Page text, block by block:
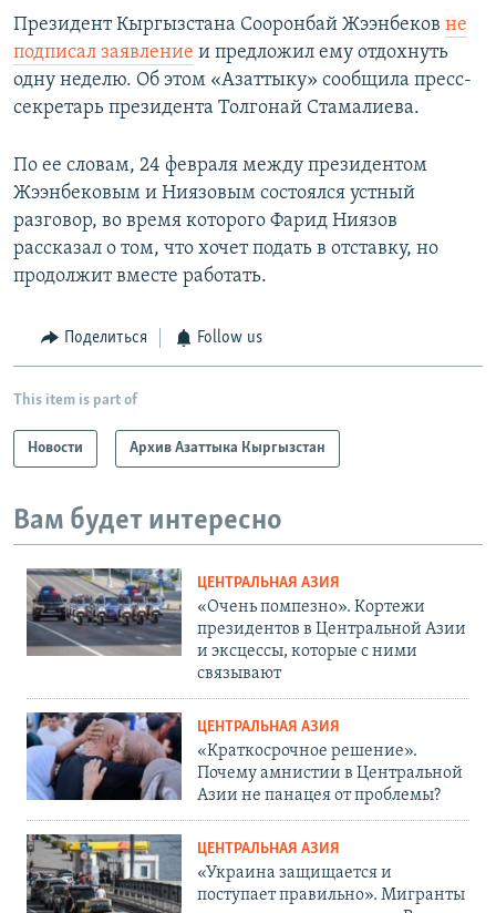
Президент Кыргызстана Сооронбай Жээнбеков не
подписал заявление и предложил ему отдохнуть
одну неделю. Об этом «Азаттыку» сообщила пресс-
секретарь президента Толгонай Стамалиева.
По ее словам, 24 февраля между президентом
Жээнбековым и Ниязовым состоялся устный
разговор, во время которого Фарид Ниязов
рассказал о том, что хочет подать в отставку, но
продолжит вместе работать.
Поделиться Follow us
This item is part of
Новости Архив Азаттыка Кыргызстан
Вам будет интересно
ЦЕНТРАЛЬНАЯ АЗИЯ
«Очень помпезно». Кортежи
президентов в Центральной Азии
и эксцессы, которые с ними
связывают
ЦЕНТРАЛЬНАЯ АЗИЯ
«Краткосрочное решение».
Почему амнистии в Центральной
Азии не панацея от проблемы?
ЦЕНТРАЛЬНАЯ АЗИЯ
«Украина защищается и
поступает правильно». Мигранты